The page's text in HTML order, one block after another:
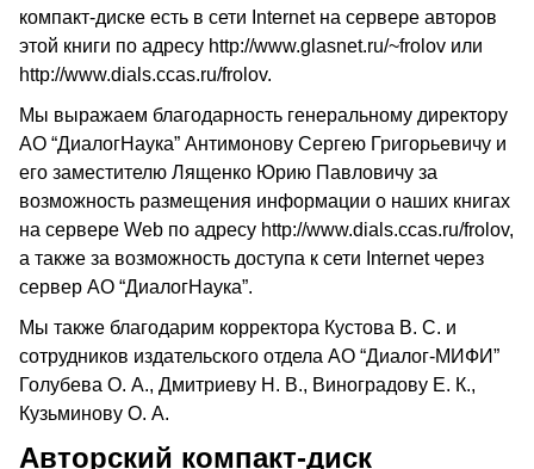
компакт-диске есть в сети Internet на сервере авторов
этой книги по адресу http://www.glasnet.ru/~frolov или
http://www.dials.ccas.ru/frolov.
Мы выражаем благодарность генеральному директору
АО “ДиалогНаука” Антимонову Сергею Григорьевичу и
его заместителю Лященко Юрию Павловичу за
возможность размещения информации о наших книгах
на сервере Web по адресу http://www.dials.ccas.ru/frolov,
а также за возможность доступа к сети Internet через
сервер АО “ДиалогНаука”.
Мы также благодарим корректора Кустова В. С. и
сотрудников издательского отдела АО “Диалог-МИФИ”
Голубева О. А., Дмитриеву Н. В., Виноградову Е. К.,
Кузьминову О. А.
Авторский компакт-диск